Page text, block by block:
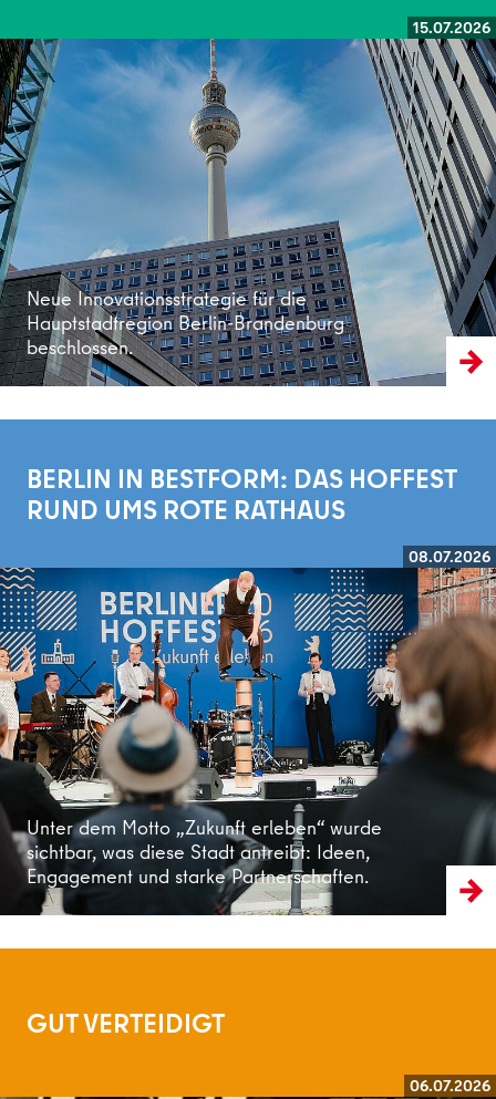
15.07.2026
Neue Innovationsstrategie für die
Hauptstadtregion Berlin-Brandenburg
beschlossen.
Weiterlesen
BERLIN IN BESTFORM: DAS HOFFEST
RUND UMS ROTE RATHAUS
08.07.2026
Unter dem Motto „Zukunft erleben“ wurde
sichtbar, was diese Stadt antreibt: Ideen,
Engagement und starke Partnerschaften.
Weiterlesen
GUT VERTEIDIGT
06.07.2026